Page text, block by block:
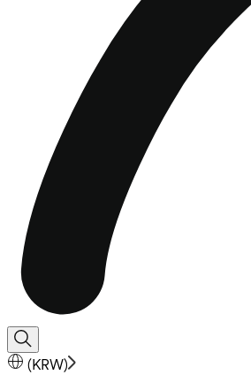
(KRW)